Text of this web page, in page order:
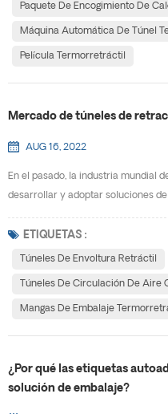
Paquete De Encogimiento De
Máquina Automática De Túnel
Película Termorretráctil
Mercado de túneles de
AUG 16, 2022
En el pasado, la industria mundial
desarrollar y adoptar soluciones
ahorros en el peso y el coste
utilizado para encoger la película,
ETIQUETAS :
Túneles De Envoltura Retráctil
Túneles De Circulación De Aire
Mangas De Embalaje
¿Por qué las etiquetas
solución de embalaje?